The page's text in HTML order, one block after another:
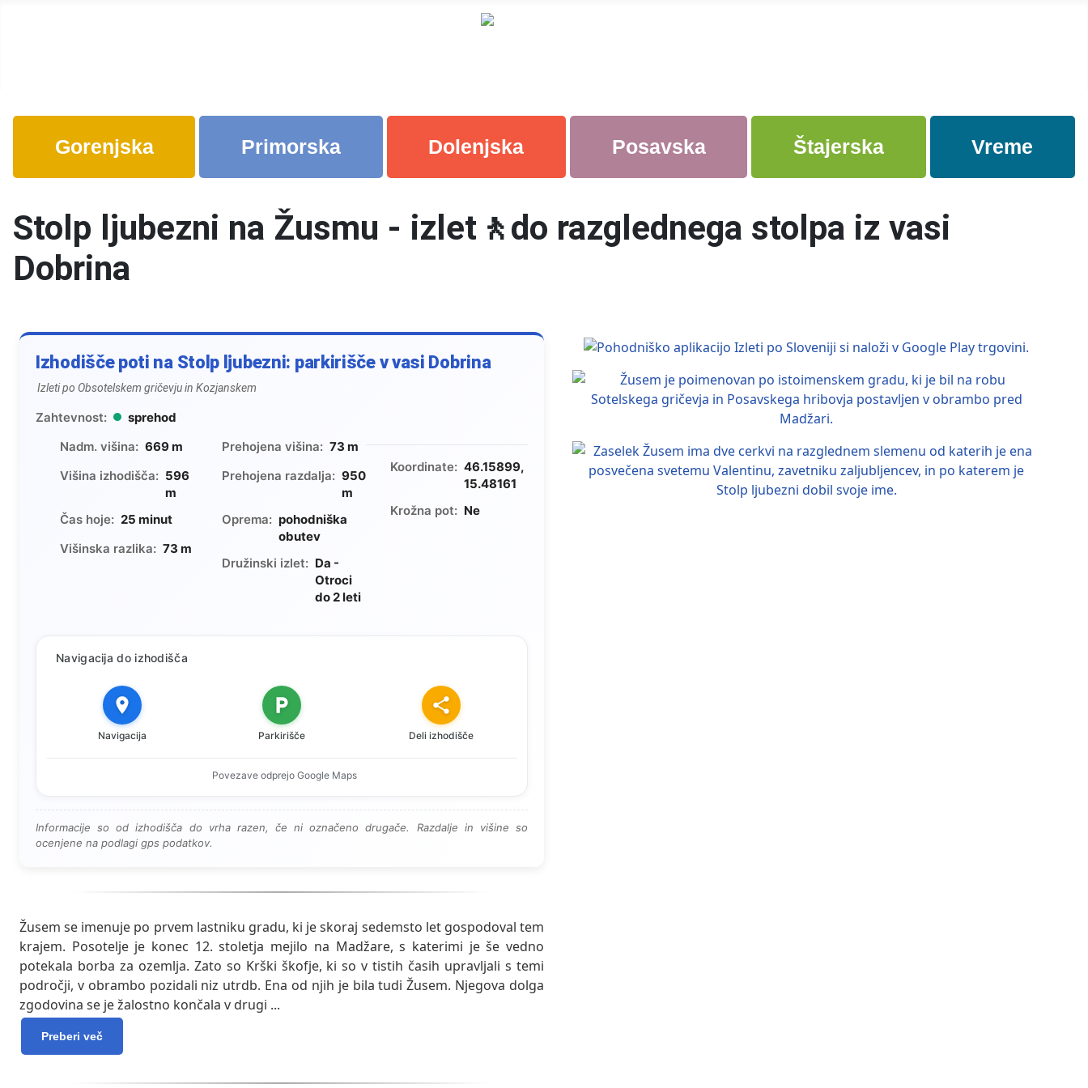
Gorenjska Primorska Dolenjska Posavska Štajerska Vreme
Stolp ljubezni na Žusmu - izlet🚶do razglednega stolpa iz vasi
Dobrina
Izhodišče poti na Stolp ljubezni: parkirišče v vasi Dobrina
Izleti po Obsotelskem gričevju in Kozjanskem
Zahtevnost:
sprehod
Nadm. višina: 669 m
Višina izhodišča: 596
m
Čas hoje: 25 minut
Višinska razlika: 73 m
Prehojena višina: 73 m
Prehojena razdalja: 950
m
Oprema: pohodniška
obutev
Družinski izlet: Da -
Otroci
do 2 leti
Koordinate: 46.15899,
15.48161
Krožna pot: Ne
Navigacija do izhodišča
Navigacija Parkirišče Deli izhodišče
Povezave odprejo Google Maps
Informacije so od izhodišča do vrha razen, če ni označeno drugače. Razdalje in višine so
ocenjene na podlagi gps podatkov.
Žusem se imenuje po prvem lastniku gradu, ki je skoraj sedemsto let gospodoval tem
krajem. Posotelje je konec 12. stoletja mejilo na Madžare, s katerimi je še vedno
potekala borba za ozemlja. Zato so Krški škofje, ki so v tistih časih upravljali s temi
področji, v obrambo pozidali niz utrdb. Ena od njih je bila tudi Žusem. Njegova dolga
zgodovina se je žalostno končala v drugi ...
Preberi več